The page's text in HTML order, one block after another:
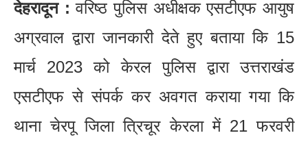
देहरादून : वरिष्ठ पुलिस अधीक्षक एसटीएफ आयुष
अग्रवाल द्वारा जानकारी देते हुए बताया कि 15
मार्च 2023 को केरल पुलिस द्वारा उत्तराखंड
एसटीएफ से संपर्क कर अवगत कराया गया कि
थाना चेरपू जिला त्रिचूर केरला में 21 फरवरी